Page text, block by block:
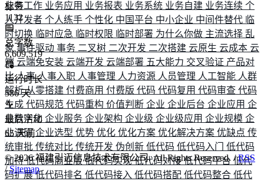
业务工作 业务应用 业务报表 业务系统 业务自建 业务连续 个
人开发者 个人练手 个性化 中国平台 中小企业 中间件替代 临
时切换 临时应急 临时权限 临时部署 为什么你做 主流选择 乱
象 事件驱动 事务 二叉树 二次开发 二次搭建 云原生 云成本 云
端 云端免安装 云端开发 云端部署 五大能力 交叉验证 产品对
比人事人事入职 人事管理 人力资源 人员管理 人工智能 人群
解析从零搭建 付费商用 付费版 代码 代码复用 代码审查 代码
生成 代码规范 代码重构 价值判断 企业 企业后台 企业应用 企
业数字化 企业服务 企业架构 企业级 企业级应用 企业规模 企
业调研企业选型 优势 优化 优化方案 优化解决方案 优缺点 传
统审批 传统对比 传统开发 伪创新 低代码 低代码入门 低代码
加持低代码商业版低代码实现低代码对接低代码平台 低代
码扩展低代码排名 低代码接入 低代码搭配 低代码整合 低代
标签
1132
总字数
6,609,519
运行时长
586 天
最后活动
65 天前
©2026福建引迈信息技术有限公司. All Rights Reserved. /RSS
/Sitemap